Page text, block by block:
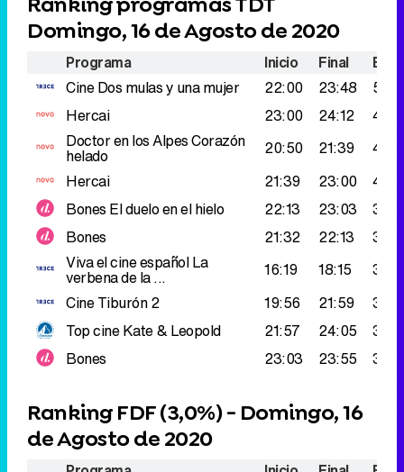
Domingo, 16 de Agosto de 2020
Programa Inicio Final
CineDos mulas y una mujer 22:00 23:48
Hercai
23:00 24:12
Doctor en los AlpesCorazón
helado 20:50 21:39
Hercai
21:39 23:00
Bones El duelo en el hielo 22:13 23:03
Bones
21:32 22:13
Viva el cine españolLa
verbena de la ... 16:19 18:15
CineTiburón 2 19:56 21:59
Top cineKate & Leopold 21:57 24:05
Bones
23:03 23:55
Ranking FDF (3,0%) - Domingo, 16
de Agosto de 2020